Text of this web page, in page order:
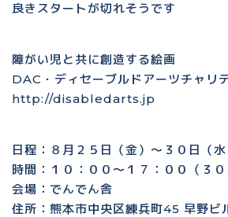
良きスタートが切れそうです
障がい児と共に創造する絵画
DAC・ディセーブルドアーツチャリ
http://disabledarts.jp
日程：８月２５日（金）〜３０日（水
時間：１０：００〜１７：００（３０
会場：でんでん舎
住所：熊本市中央区練兵町45 早野ビ